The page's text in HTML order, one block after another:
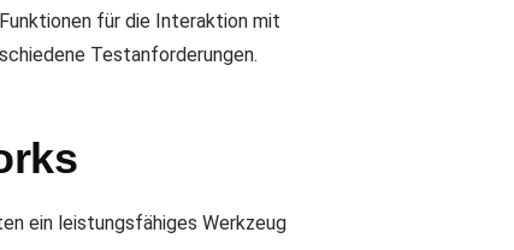
für die Interaktion mit
Testanforderungen.
ein leistungsfähiges Werkzeug